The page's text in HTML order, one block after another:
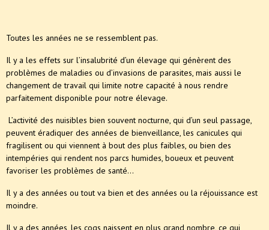
Toutes les années ne se ressemblent pas.
Il y a les effets sur l’insalubrité d’un élevage qui génèrent des
problèmes de maladies ou d’invasions de parasites, mais aussi le
changement de travail qui limite notre capacité à nous rendre
parfaitement disponible pour notre élevage.
L’activité des nuisibles bien souvent nocturne, qui d’un seul passage,
peuvent éradiquer des années de bienveillance, les canicules qui
fragilisent ou qui viennent à bout des plus faibles, ou bien des
intempéries qui rendent nos parcs humides, boueux et peuvent
favoriser les problèmes de santé...
Il y a des années ou tout va bien et des années ou la réjouissance est
moindre.
Il y a des années, les coqs naissent en plus grand nombre, ce qui